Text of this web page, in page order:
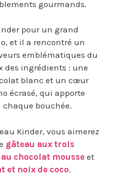
gourmands.
pour un grand
et il a rencontré un
emblématiques du
des ingrédients : une
blanc et un cœur
écrasé, qui apporte
bouchée.
Kinder, vous aimerez
gâteau aux trois
chocolat mousse et
et noix de coco.